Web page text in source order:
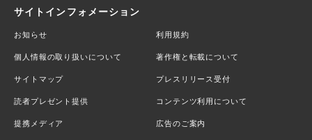
サイトインフォメーション
お知らせ 利用規約
個人情報の取り扱いについて 著作権と転載について
サイトマップ プレスリリース受付
読者プレゼント提供 コンテンツ利用について
提携メディア 広告のご案内